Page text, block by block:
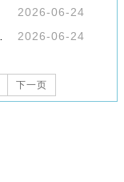
2026-06-24
2026-06-24
下一页